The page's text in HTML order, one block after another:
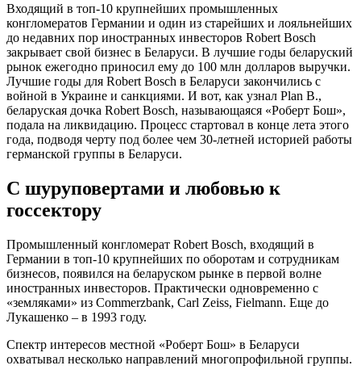
Входящий в топ-10 крупнейших промышленных
конгломератов Германии и один из старейших и лояльнейших
до недавних пор иностранных инвесторов Robert Bosсh
закрывает свой бизнес в Беларуси. В лучшие годы беларуский
рынок ежегодно приносил ему до 100 млн долларов выручки.
Лучшие годы для Robert Bosсh в Беларуси закончились с
войной в Украине и санкциями. И вот, как узнал Plan B.,
беларуская дочка Robert Bosсh, называющаяся «Роберт Бош»,
подала на ликвидацию. Процесс стартовал в конце лета этого
года, подводя черту под более чем 30-летней историей работы
германской группы в Беларуси.
С шуруповертами и любовью к
госсектору
Промышленный конгломерат Robert Bosсh, входящий в
Германии в топ-10 крупнейших по оборотам и сотрудникам
бизнесов, появился на беларуском рынке в первой волне
иностранных инвесторов. Практически одновременно с
«земляками» из Commerzbank, Carl Zeiss, Fielmann. Еще до
Лукашенко – в 1993 году.
Спектр интересов местной «Роберт Бош» в Беларуси
охватывал несколько направлений многопрофильной группы.